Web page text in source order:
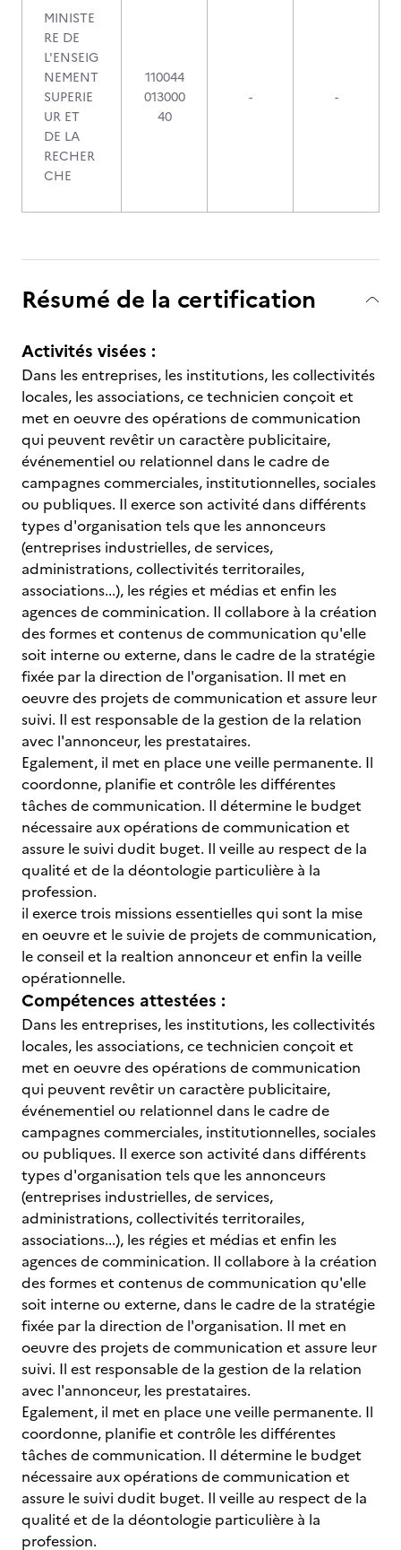
MINISTE
RE DE
L'ENSEIG
NEMENT
SUPERIE
UR ET
DE LA
RECHER
CHE
110044
013000
40
- -
Résumé de la certification
Activités visées :
Dans les entreprises, les institutions, les collectivités
locales, les associations, ce technicien conçoit et
met en oeuvre des opérations de communication
qui peuvent revêtir un caractère publicitaire,
événementiel ou relationnel dans le cadre de
campagnes commerciales, institutionnelles, sociales
ou publiques. Il exerce son activité dans différents
types d'organisation tels que les annonceurs
(entreprises industrielles, de services,
administrations, collectivités territorailes,
associations...), les régies et médias et enfin les
agences de comminication. Il collabore à la création
des formes et contenus de communication qu'elle
soit interne ou externe, dans le cadre de la stratégie
fixée par la direction de l'organisation. Il met en
oeuvre des projets de communication et assure leur
suivi. Il est responsable de la gestion de la relation
avec l'annonceur, les prestataires.
Egalement, il met en place une veille permanente. Il
coordonne, planifie et contrôle les différentes
tâches de communication. Il détermine le budget
nécessaire aux opérations de communication et
assure le suivi dudit buget. Il veille au respect de la
qualité et de la déontologie particulière à la
profession.
il exerce trois missions essentielles qui sont la mise
en oeuvre et le suivie de projets de communication,
le conseil et la realtion annonceur et enfin la veille
opérationnelle.
Compétences attestées :
Dans les entreprises, les institutions, les collectivités
locales, les associations, ce technicien conçoit et
met en oeuvre des opérations de communication
qui peuvent revêtir un caractère publicitaire,
événementiel ou relationnel dans le cadre de
campagnes commerciales, institutionnelles, sociales
ou publiques. Il exerce son activité dans différents
types d'organisation tels que les annonceurs
(entreprises industrielles, de services,
administrations, collectivités territorailes,
associations...), les régies et médias et enfin les
agences de comminication. Il collabore à la création
des formes et contenus de communication qu'elle
soit interne ou externe, dans le cadre de la stratégie
fixée par la direction de l'organisation. Il met en
oeuvre des projets de communication et assure leur
suivi. Il est responsable de la gestion de la relation
avec l'annonceur, les prestataires.
Egalement, il met en place une veille permanente. Il
coordonne, planifie et contrôle les différentes
tâches de communication. Il détermine le budget
nécessaire aux opérations de communication et
assure le suivi dudit buget. Il veille au respect de la
qualité et de la déontologie particulière à la
profession.